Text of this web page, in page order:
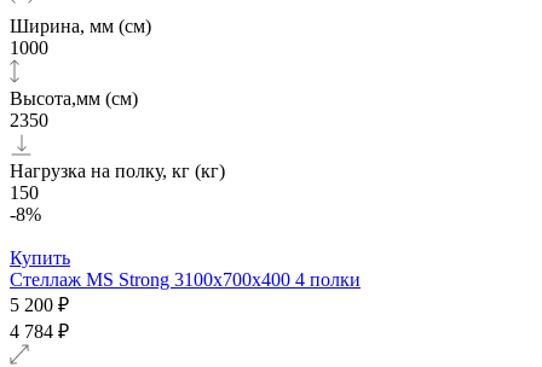
Ширина, мм (см)
1000
Высота,мм (см)
2350
Нагрузка на полку, кг (кг)
150
-8%
Купить
Стеллаж MS Strong 3100х700x400 4 полки
5 200 ₽
4 784 ₽